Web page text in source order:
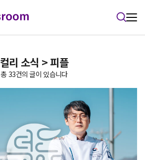
컬리 소식 > 피플
총 33건의 글이 있습니다